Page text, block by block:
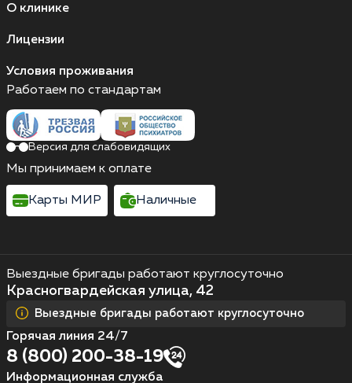
О клинике
Лицензии
Условия проживания
Выездные бригады работают круглосуточно
Красногвардейская улица, 42
Выездные бригады работают круглосуточно
Горячая линия 24/7
8 (800) 200-38-19
Информационная служба
Работаем по стандартам
Версия для слабовидящих
Мы принимаем к оплате
Карты МИР Наличные